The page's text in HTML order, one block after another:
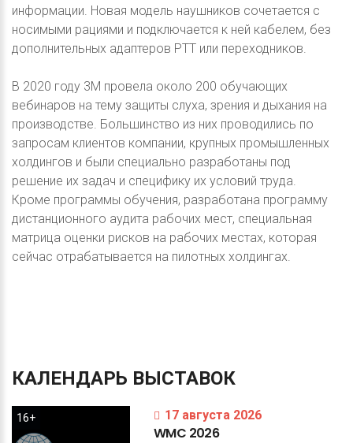
информации. Новая модель наушников сочетается с
носимыми рациями и подключается к ней кабелем, без
дополнительных адаптеров PTT или переходников.
В 2020 году 3М провела около 200 обучающих
вебинаров на тему защиты слуха, зрения и дыхания на
производстве. Большинство из них проводились по
запросам клиентов компании, крупных промышленных
холдингов и были специально разработаны под
решение их задач и специфику их условий труда.
Кроме программы обучения, разработана программу
дистанционного аудита рабочих мест, специальная
матрица оценки рисков на рабочих местах, которая
сейчас отрабатывается на пилотных холдингах.
КАЛЕНДАРЬ ВЫСТАВОК
16+ 17 августа 2026
WMC 2026